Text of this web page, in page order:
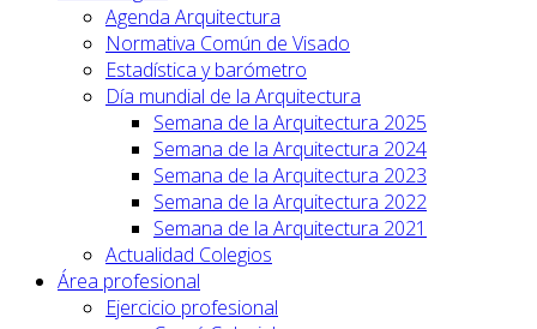
Agenda Arquitectura
Normativa Común de Visado
Estadística y barómetro
Día mundial de la Arquitectura
Semana de la Arquitectura 2025
Semana de la Arquitectura 2024
Semana de la Arquitectura 2023
Semana de la Arquitectura 2022
Semana de la Arquitectura 2021
Actualidad Colegios
Área profesional
Ejercicio profesional